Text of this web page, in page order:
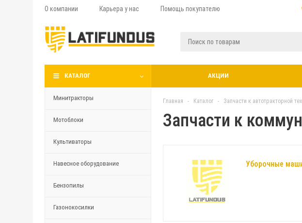
О компании Карьера у нас Помощь покупателю
КАТАЛОГ АКЦИИ
Минитракторы
Мотоблоки
Культиваторы
Навесное оборудование
Бензопилы
Газонокосилки
Главная - Каталог - Запчасти к автотракторной
Запчасти к
Уборочные